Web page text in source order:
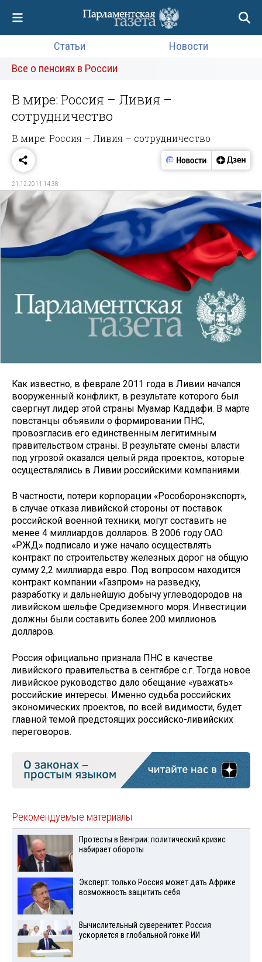
Статьи
Новости
Все о пенсиях в России
В мире: Россия – Ливия –
сотрудничество
В мире: Россия – Ливия – сотрудничество
21.12.2011 14:38
Как известно, в феврале 2011 года в Ливии начался
вооруженный конфликт, в результате которого был
свергнут лидер этой страны Муамар Каддафи. В марте
повстанцы объявили о формировании ПНС,
провозгласив его единственным легитимным
правительством страны. В результате смены власти
под угрозой оказался целый ряда проектов, которые
осуществлялись в Ливии российскими компаниями.
В частности, потери корпорации «Рособоронэкспорт»,
в случае отказа ливийской стороны от поставок
российской военной техники, могут составить не
менее 4 миллиардов долларов. В 2006 году ОАО
«РЖД» подписало и уже начало осуществлять
контракт по строительству железных дорог на общую
сумму 2,2 миллиарда евро. Под вопросом находится
контракт компании «Газпром» на разведку,
разработку и дальнейшую добычу углеводородов на
ливийском шельфе Средиземного моря. Инвестиции
должны были составить более 200 миллионов
долларов.
Россия официально признала ПНС в качестве
ливийского правительства в сентябре с.г. Тогда новое
ливийское руководство дало обещание «уважать»
российские интересы. Именно судьба российских
экономических проектов, по всей видимости, будет
главной темой предстоящих российско-ливийских
переговоров.
Рекомендуемые материалы
Протесты в Венгрии: политический кризис
набирает обороты
Эксперт: только Россия может дать Африке
возможность защитить себя
Вычислительный суверенитет: Россия
ускоряется в глобальной гонке ИИ